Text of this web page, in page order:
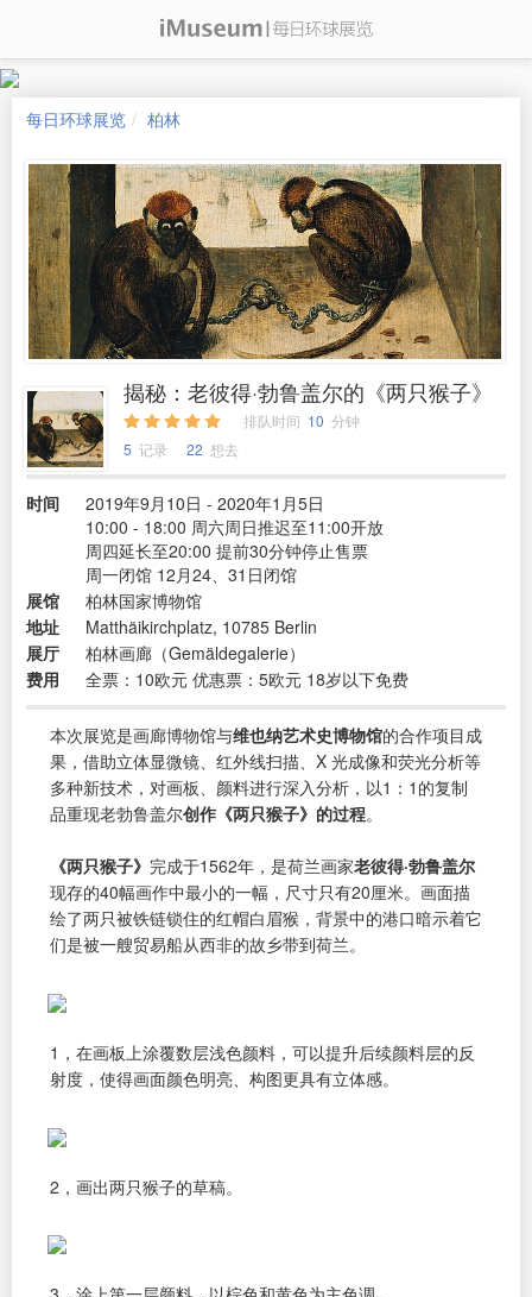
每日环球展览 柏林
揭秘：老彼得·勃鲁盖尔的《两只猴子》
排队时间 10 分钟
5 记录 22 想去
时间
2019年9月10日 - 2020年1月5日
10:00 - 18:00 周六周日推迟至11:00开放
周四延长至20:00 提前30分钟停止售票
周一闭馆 12月24、31日闭馆
展馆
柏林国家博物馆
地址
Matthäikirchplatz, 10785 Berlin
展厅
柏林画廊（Gemäldegalerie）
费用
全票：10欧元 优惠票：5欧元 18岁以下免费
本次展览是画廊博物馆与维也纳艺术史博物馆的合作项目成
果，借助立体显微镜、红外线扫描、X 光成像和荧光分析等
多种新技术，对画板、颜料进行深入分析，以1：1的复制
品重现老勃鲁盖尔创作《两只猴子》的过程。
《两只猴子》 完成于1562年，是荷兰画家老彼得·勃鲁盖尔
现存的40幅画作中最小的一幅，尺寸只有20厘米。画面描
绘了两只被铁链锁住的红帽白眉猴，背景中的港口暗示着它
们是被一艘贸易船从西非的故乡带到荷兰。
1，在画板上涂覆数层浅色颜料，可以提升后续颜料层的反
射度，使得画面颜色明亮、构图更具有立体感。
2，画出两只猴子的草稿。